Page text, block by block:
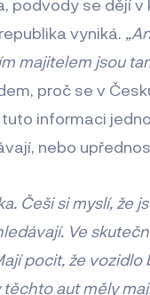
podvody se dějí
vyniká.
majitelem jsou
proč se v
informaci
nebo
Češi si myslí, že
Ve
pocit, že vozidlo
aut měly